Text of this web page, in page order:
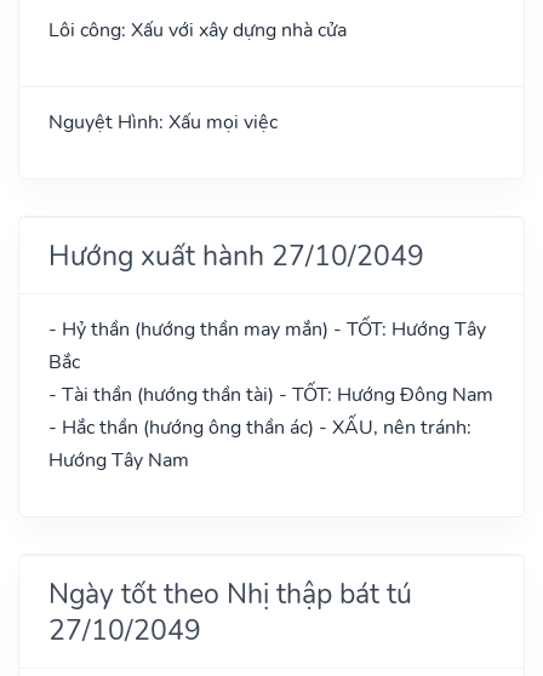
Lôi công: Xấu với xây dựng nhà cửa
Nguyệt Hình: Xấu mọi việc
Hướng xuất hành 27/10/2049
- Hỷ thần (hướng thần may mắn) - TỐT: Hướng Tây
Bắc
- Tài thần (hướng thần tài) - TỐT: Hướng Đông Nam
- Hắc thần (hướng ông thần ác) - XẤU, nên tránh:
Hướng Tây Nam
Ngày tốt theo Nhị thập bát tú
27/10/2049